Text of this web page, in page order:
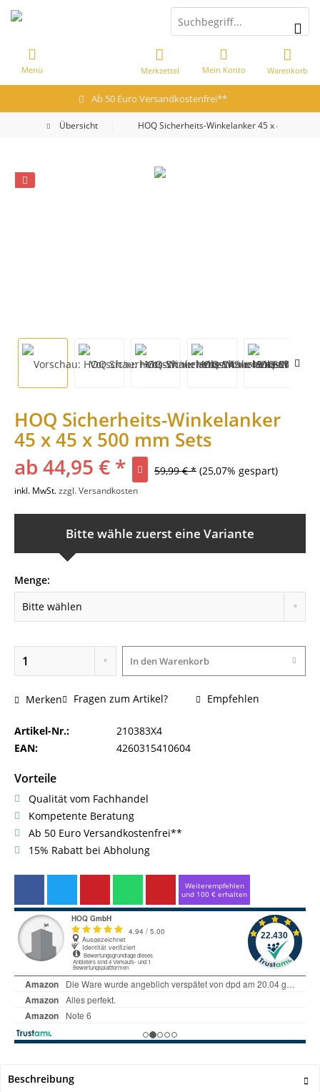
Ab 50 Euro Versandkostenfrei**
Warenkorb
Merkzettel Mein Konto
Menü
Übersicht HOQ Sicherheits-Winkelanker 45 x 45 x 500
HOQ Sicherheits-Winkelanker
45 x 45 x 500 mm Sets
ab 44,95 € * 59,99 € * (25,07% gespart)
inkl. MwSt.zzgl. Versandkosten
Bitte wähle zuerst eine Variante
Menge:
In denWarenkorb
Merken Fragen zum Artikel? Empfehlen
Artikel-Nr.:
210383X4
EAN:
4260315410604
Vorteile
Qualität vom Fachhandel
Kompetente Beratung
Ab 50 Euro Versandkostenfrei**
15% Rabatt bei Abholung
Weiterempfehlen
und 100 € erhalten
Beschreibung